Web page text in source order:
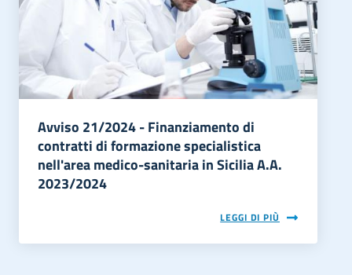
Avviso 21/2024 - Finanziamento di
contratti di formazione specialistica
nell'area medico-sanitaria in Sicilia A.A.
2023/2024
LEGGI DI PIÙ